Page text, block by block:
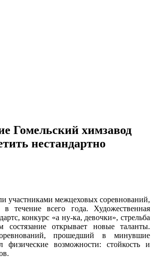
Гомельский химзавод
нестандартно
участниками межцеховых соревнований,
в течение всего года. Художественная
конкурс «а ну-ка, девочки», стрельба
открывает новые таланты.
прошедший в минувшие
физические возможности: стойкость и